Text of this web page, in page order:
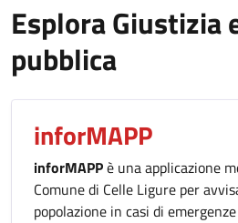
Esplora Giustizia
pubblica
inforMAPP
inforMAPPè una applicazione
Comune di Celle Ligure per
popolazione in casi di